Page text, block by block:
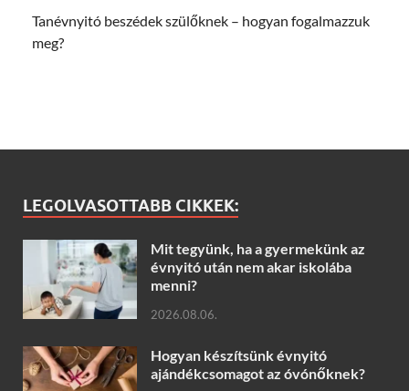
Tanévnyitó beszédek szülőknek – hogyan fogalmazzuk
meg?
LEGOLVASOTTABB CIKKEK:
Mit tegyünk, ha a gyermekünk az
évnyitó után nem akar iskolába
menni?
2026.08.06.
Hogyan készítsünk évnyitó
ajándékcsomagot az óvónőknek?